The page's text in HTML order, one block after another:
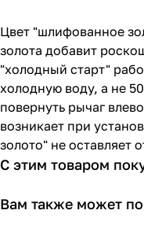
Цвет "шлифованное
золота добавит
"холодный старт"
холодную воду, а не
повернуть рычаг
возникает при
золото" не оставляет
С этим товаром
Вам также может